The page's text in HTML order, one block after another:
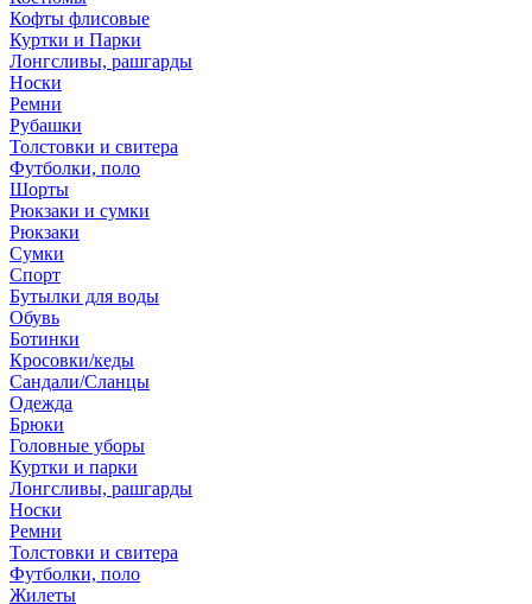
Кофты флисовые
Куртки и Парки
Лонгсливы, рашгарды
Носки
Ремни
Рубашки
Толстовки и свитера
Футболки, поло
Шорты
Рюкзаки и сумки
Рюкзаки
Сумки
Спорт
Бутылки для воды
Обувь
Ботинки
Кросовки/кеды
Сандали/Сланцы
Одежда
Брюки
Головные уборы
Куртки и парки
Лонгсливы, рашгарды
Носки
Ремни
Толстовки и свитера
Футболки, поло
Жилеты